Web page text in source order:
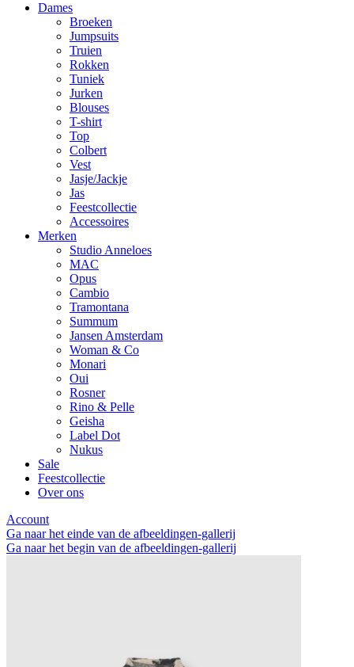
Dames
Broeken
Jumpsuits
Truien
Rokken
Tuniek
Jurken
Blouses
T-shirt
Top
Colbert
Vest
Jasje/Jackje
Jas
Feestcollectie
Accessoires
Merken
Studio Anneloes
MAC
Opus
Cambio
Tramontana
Summum
Jansen Amsterdam
Woman & Co
Monari
Oui
Rosner
Rino & Pelle
Geisha
Label Dot
Nukus
Sale
Feestcollectie
Over ons
Account
Ga naar het einde van de afbeeldingen-gallerij
Ga naar het begin van de afbeeldingen-gallerij